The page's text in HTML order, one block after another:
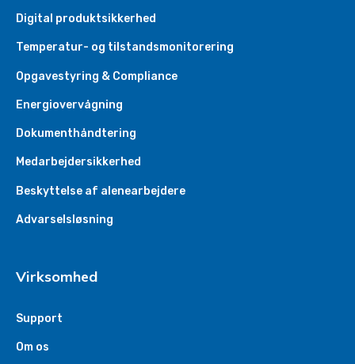
Digital produktsikkerhed
Temperatur- og tilstandsmonitorering
Opgavestyring & Compliance
Energiovervågning
Dokumenthåndtering
Medarbejdersikkerhed
Beskyttelse af alenearbejdere
Advarselsløsning
Virksomhed
Support
Om os